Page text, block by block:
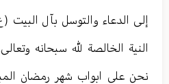
إلى الدعاء والتوسل بآل
النية الخالصة لله سبحانه
نحن على ابواب شهر رمضان